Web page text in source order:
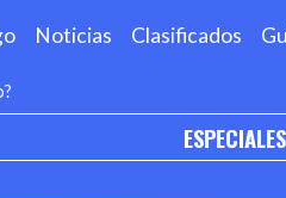
Noticias Clasificados
ESPECIALES